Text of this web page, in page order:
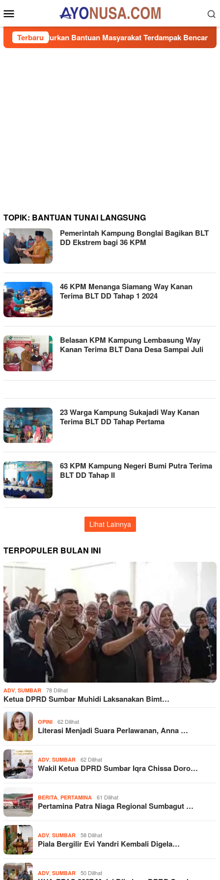
ke
kontenMobile
Terbaru
Salurkan Bantuan Masyarakat Terdampak Bencana Banjir
TOPIK: BANTUAN TUNAI LANGSUNG
Pemerintah Kampung Bonglai Bagikan BLT
DD Ekstrem bagi 36 KPM
46 KPM Menanga Siamang Way Kanan
Terima BLT DD Tahap 1 2024
Belasan KPM Kampung Lembasung Way
Kanan Terima BLT Dana Desa Sampai Juli
23 Warga Kampung Sukajadi Way Kanan
Terima BLT DD Tahap Pertama
63 KPM Kampung Negeri Bumi Putra Terima
BLT DD Tahap II
Lihat Lainnya
TERPOPULER BULAN INI
ADV SUMBAR 78 Dilihat
Ketua DPRD Sumbar Muhidi Laksanakan Bimt…
OPINI 62 Dilihat
Literasi Menjadi Suara Perlawanan, Anna …
ADV SUMBAR 62 Dilihat
Wakil Ketua DPRD Sumbar Iqra Chissa Doro…
BERITA PERTAMINA 61 Dilihat
Pertamina Patra Niaga Regional Sumbagut …
ADV SUMBAR 58 Dilihat
Piala Bergilir Evi Yandri Kembali Digela…
ADV SUMBAR 50 Dilihat